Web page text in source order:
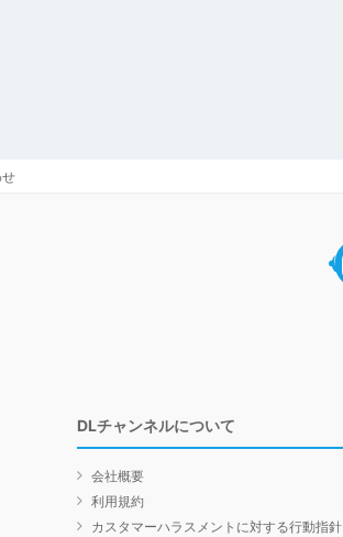
DLチャンネルについて
会社概要
利用規約
カスタマーハラスメントに対する行動指針